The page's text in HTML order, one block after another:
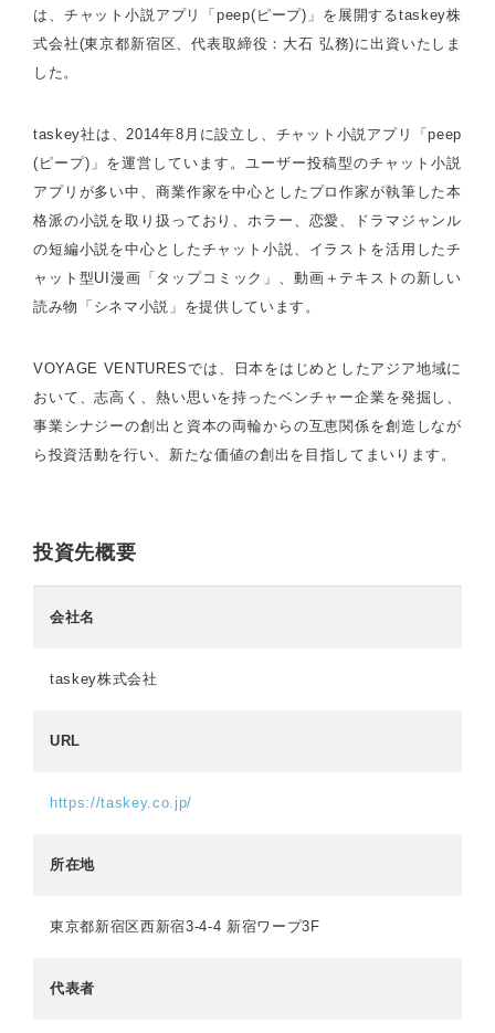
は、チャット小説アプリ「peep(ピープ)」を展開するtaskey株
式会社(東京都新宿区、代表取締役：大石 弘務)に出資いたしま
した。
taskey社は、2014年8月に設立し、チャット小説アプリ「peep
(ピープ)」を運営しています。ユーザー投稿型のチャット小説
アプリが多い中、商業作家を中心としたプロ作家が執筆した本
格派の小説を取り扱っており、ホラー、恋愛、ドラマジャンル
の短編小説を中心としたチャット小説、イラストを活用したチ
ャット型UI漫画「タップコミック」、動画＋テキストの新しい
読み物「シネマ小説」を提供しています。
VOYAGE VENTURESでは、日本をはじめとしたアジア地域に
おいて、志高く、熱い思いを持ったベンチャー企業を発掘し、
事業シナジーの創出と資本の両輪からの互恵関係を創造しなが
ら投資活動を行い、新たな価値の創出を目指してまいります。
投資先概要
会社名
taskey株式会社
URL
https://taskey.co.jp/
所在地
東京都新宿区西新宿3-4-4 新宿ワープ3F
代表者